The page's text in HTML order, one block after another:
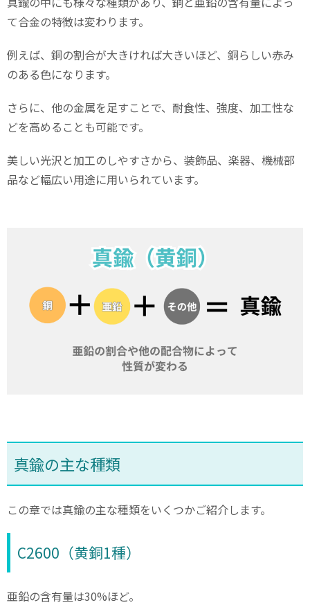
て合金の特徴は変わります。
例えば、銅の割合が大きければ大きいほど、銅らしい赤み
のある色になります。
さらに、他の金属を足すことで、耐食性、強度、加工性な
どを高めることも可能です。
美しい光沢と加工のしやすさから、装飾品、楽器、機械部
品など幅広い用途に用いられています。
真鍮の主な種類
この章では真鍮の主な種類をいくつかご紹介します。
C2600（黄銅1種）
亜鉛の含有量は30%ほど。